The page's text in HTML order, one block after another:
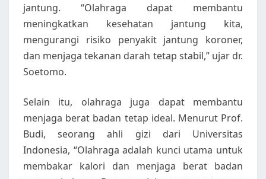
jantung. “Olahraga dapat membantu
meningkatkan kesehatan jantung kita,
mengurangi risiko penyakit jantung koroner,
dan menjaga tekanan darah tetap stabil,” ujar dr.
Soetomo.
Selain itu, olahraga juga dapat membantu
menjaga berat badan tetap ideal. Menurut Prof.
Budi, seorang ahli gizi dari Universitas
Indonesia, “Olahraga adalah kunci utama untuk
membakar kalori dan menjaga berat badan